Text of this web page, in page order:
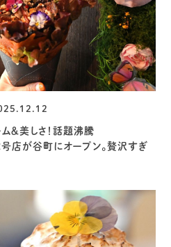
＆美しさ！話題沸騰
号店が谷町にオープン。贅沢すぎ